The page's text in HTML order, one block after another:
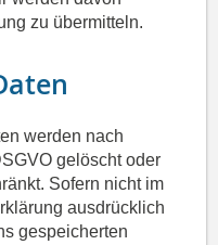
zu übermitteln.
werden nach
gelöscht oder
Sofern nicht im
ausdrücklich
gespeicherten